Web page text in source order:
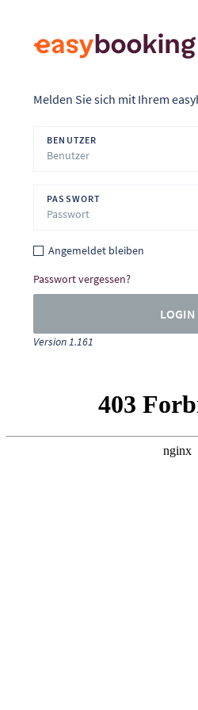
Melden Sie sich mit Ihrem
BENUTZER
PASSWORT
Angemeldet bleiben
Passwort vergessen?
LOGIN
Version 1.161